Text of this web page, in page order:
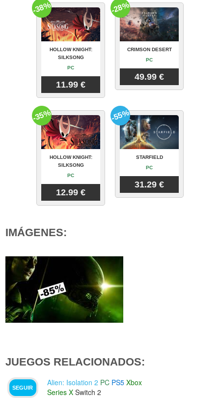
HOLLOW KNIGHT:
SILKSONG
PC
11.99 €
-38%
CRIMSON DESERT
PC
49.99 €
-28%
HOLLOW KNIGHT:
SILKSONG
PC
12.99 €
-35%
STARFIELD
PC
31.29 €
-55%
IMÁGENES:
JUEGOS RELACIONADOS:
SEGUIR
Alien: Isolation 2 PC PS5 Xbox
Series X Switch 2